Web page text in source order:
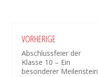
VORHERIGE
Abschlussfeier der
Klasse 10 – Ein
besonderer Meilenstein